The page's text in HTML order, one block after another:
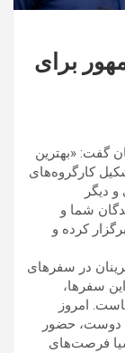
برای
گفت: «بهترین
کارگروه‌های
دیگر
شما و
کرده و
در سفرهای
سفرها،
امروز
دوست، حضور
فرصت‌های